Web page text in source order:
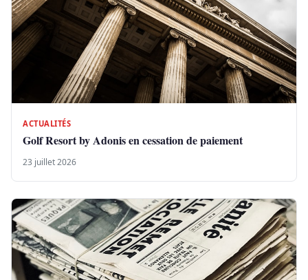
ACTUALITÉS
Golf Resort by Adonis en cessation de paiement
23 juillet 2026